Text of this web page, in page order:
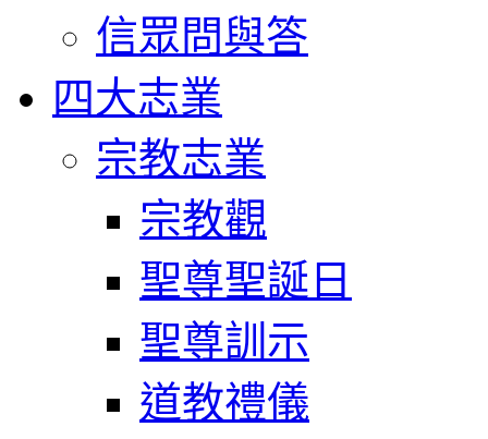
信眾問與答
四大志業
宗教志業
宗教觀
聖尊聖誕日
聖尊訓示
道教禮儀